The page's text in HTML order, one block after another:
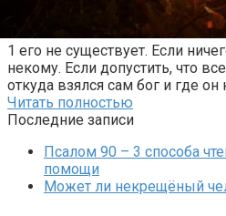
1 его не существует. Если
некому. Если допустить, что
откуда взялся сам бог и где он
Читать полностью
Последние записи
Псалом 90 – 3 способа
помощи
Может ли некрещёный